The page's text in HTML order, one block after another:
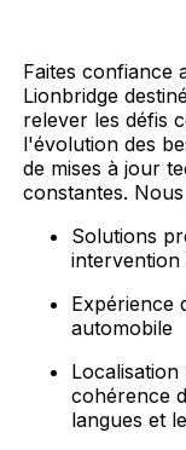
Faites confiance
Lionbridge
relever les défis
l'évolution des
de mises à jour
constantes.
Solutions
intervention
Expérience
automobile
cohérence
langues et